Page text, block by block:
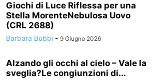
Giochi di Luce Riflessa per una
Stella MorenteNebulosa Uovo
(CRL 2688)
Barbara Bubbi - 9 Giugno 2026
Alzando gli occhi al cielo – Vale la
sveglia?Le congiunzioni di...